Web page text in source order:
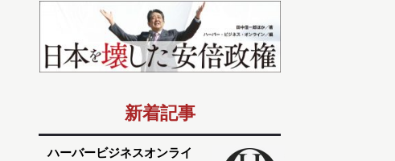
新着記事
ハーバービジネスオンライ